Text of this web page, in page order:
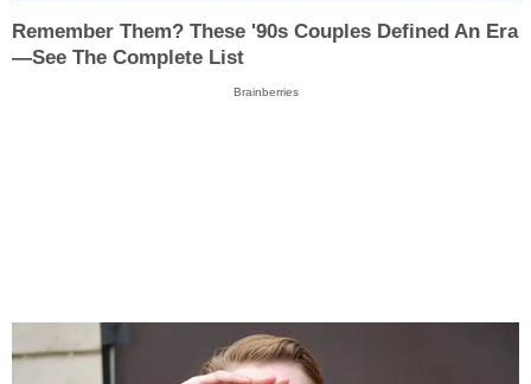
Remember Them? These '90s Couples Defined An Era
—See The Complete List
Brainberries